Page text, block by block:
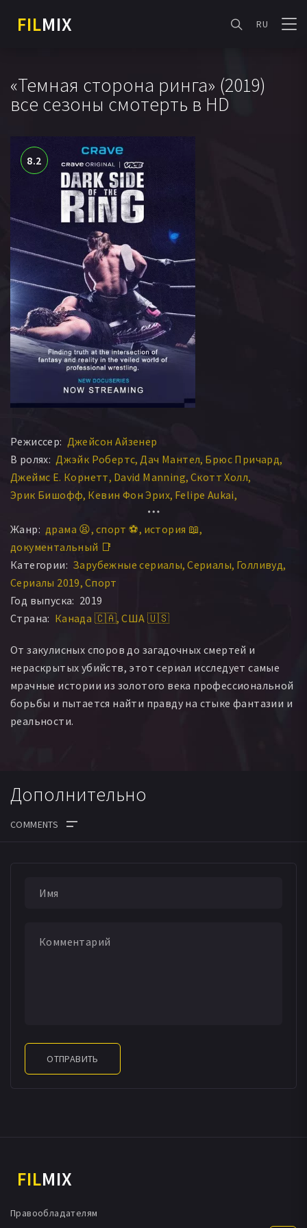
FILMIX RU
«Темная сторона ринга» (2019)
все сезоны смотерть в HD
8.2
Режиссер: Джейсон Айзенер
В ролях: Джэйк Робертс Дач Мантел Брюс Причард
Джеймс Е. Корнетт David Manning Скотт Холл
Эрик Бишофф Кевин Фон Эрих Felipe Aukai
Жанр: драма 😫 спорт ⚽ история 📖
документальный 📑
Категории: Зарубежные сериалы Сериалы Голливуд
Сериалы 2019 Спорт
Год выпуска: 2019
Страна: Канада 🇨🇦 США 🇺🇸
От закулисных споров до загадочных смертей и
нераскрытых убийств, этот сериал исследует самые
мрачные истории из золотого века профессиональной
борьбы и пытается найти правду на стыке фантазии и
реальности.
Дополнительно
ОТПРАВИТЬ
FILMIX
Правообладателям